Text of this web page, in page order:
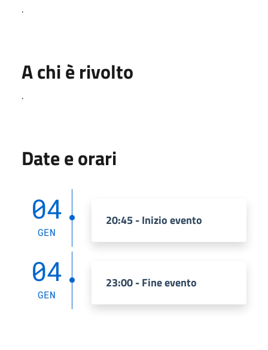
.
A chi è rivolto
.
Date e orari
04
GEN
20:45 - Inizio evento
04
GEN
23:00 - Fine evento